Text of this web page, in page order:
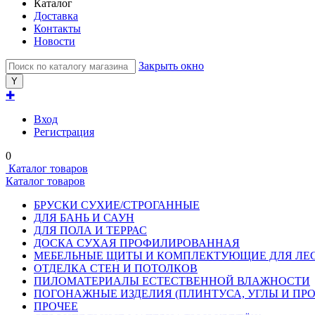
Каталог
Доставка
Контакты
Новости
Закрыть окно
✚
Вход
Регистрация
0
Каталог товаров
Каталог товаров
БРУСКИ СУХИЕ/СТРОГАННЫЕ
ДЛЯ БАНЬ И САУН
ДЛЯ ПОЛА И ТЕРРАС
ДОСКА СУХАЯ ПРОФИЛИРОВАННАЯ
МЕБЕЛЬНЫЕ ЩИТЫ И КОМПЛЕКТУЮЩИЕ ДЛЯ
ОТДЕЛКА СТЕН И ПОТОЛКОВ
ПИЛОМАТЕРИАЛЫ ЕСТЕСТВЕННОЙ ВЛАЖНОСТИ
ПОГОНАЖНЫЕ ИЗДЕЛИЯ (ПЛИНТУСА, УГЛЫ И
ПРОЧЕЕ